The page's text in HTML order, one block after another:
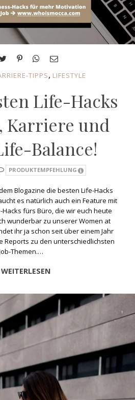
TIPPS, LIFESTYLE
Life-Hacks
Karriere und
Balance!
PRODUKTEMPFEHLUNG
Blogazine die besten Life-Hacks
es natürlich auch ein Feature mit
fürs Büro, die wir euch heute
wunderbar zu unserer Women at
ihr ja schon seit über einem Jahr
Reports zu den unterschiedlichsten
Themen.…